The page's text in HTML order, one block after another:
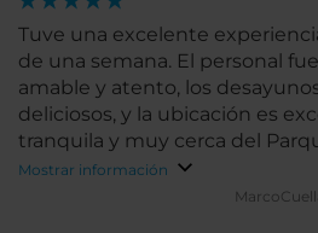
Tuve una excelente
de una semana. El personal
amable y atento, los
deliciosos, y la ubicación es
tranquila y muy cerca del
volvería a hospedarme aquí y
Mostrar información